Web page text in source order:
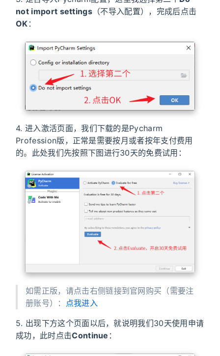
not import settings （不导入配置），完成后点击
OK ：
4. 进入激活页面，我们下载的是Pycharm
Profession版，正常是需要按月或者按年支付费用
的。此处我们先按照下图进行30天的免费试用：
如需正版，请点击右侧链接到官网购买（需要注
册账号）：
点我进入
5. 出现下方这个页面以后，就说明我们30天使用申请
成功，此时点击Continue ：